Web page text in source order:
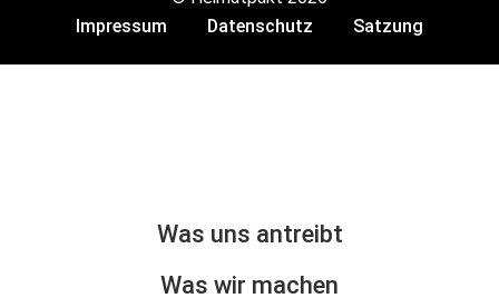
Impressum
Datenschutz Satzung
Was uns antreibt
Was wir machen